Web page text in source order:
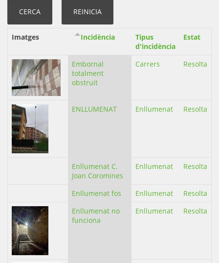
Imatges Incidència
Tipus
d'incidència
Estat
Embornal
totalment
obstruit
Carrers Resolta
ENLLUMENAT Enllumenat Resolta
Enllumenat C.
Joan Coromines
Enllumenat Resolta
Enllumenat fos Enllumenat
Resolta
Enllumenat no
funciona
Enllumenat Resolta